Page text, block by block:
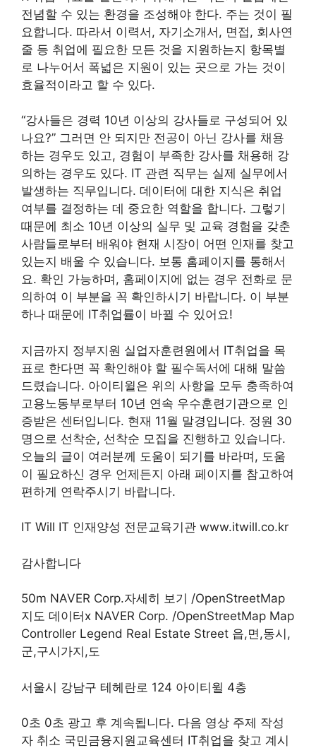
전념할 수 있는 환경을 조성해야 한다. 주는 것이 필
요합니다. 따라서 이력서, 자기소개서, 면접, 회사연
줄 등 취업에 필요한 모든 것을 지원하는지 항목별
로 나누어서 폭넓은 지원이 있는 곳으로 가는 것이
효율적이라고 할 수 있다.
“강사들은 경력 10년 이상의 강사들로 구성되어 있
나요?” 그러면 안 되지만 전공이 아닌 강사를 채용
하는 경우도 있고, 경험이 부족한 강사를 채용해 강
의하는 경우도 있다. IT 관련 직무는 실제 실무에서
발생하는 직무입니다. 데이터에 대한 지식은 취업
여부를 결정하는 데 중요한 역할을 합니다. 그렇기
때문에 최소 10년 이상의 실무 및 교육 경험을 갖춘
사람들로부터 배워야 현재 시장이 어떤 인재를 찾고
있는지 배울 수 있습니다. 보통 홈페이지를 통해서
요. 확인 가능하며, 홈페이지에 없는 경우 전화로 문
의하여 이 부분을 꼭 확인하시기 바랍니다. 이 부분
하나 때문에 IT취업률이 바뀔 수 있어요!
지금까지 정부지원 실업자훈련원에서 IT취업을 목
표로 한다면 꼭 확인해야 할 필수독서에 대해 말씀
드렸습니다. 아이티윌은 위의 사항을 모두 충족하여
고용노동부로부터 10년 연속 우수훈련기관으로 인
증받은 센터입니다. 현재 11월 말경입니다. 정원 30
명으로 선착순, 선착순 모집을 진행하고 있습니다.
오늘의 글이 여러분께 도움이 되기를 바라며, 도움
이 필요하신 경우 언제든지 아래 페이지를 참고하여
편하게 연락주시기 바랍니다.
IT Will IT 인재양성 전문교육기관 www.itwill.co.kr
감사합니다
50m NAVER Corp.자세히 보기 /OpenStreetMap
지도 데이터x NAVER Corp. /OpenStreetMap Map
Controller Legend Real Estate Street 읍,면,동시,
군,구시가지,도
서울시 강남구 테헤란로 124 아이티윌 4층
0초 0초 광고 후 계속됩니다. 다음 영상 주제 작성
자 취소 국민금융지원교육센터 IT취업을 찾고 계시